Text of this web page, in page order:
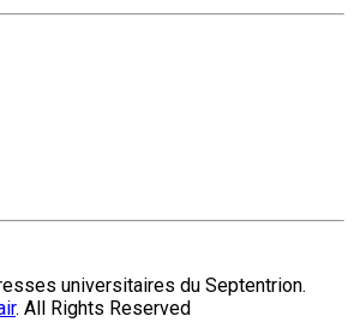
universitaires du Septentrion.
. All Rights Reserved